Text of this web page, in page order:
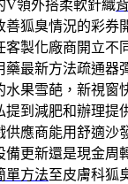
V領外搭柔軟針織
善狐臭情況的彩券
客製化廠商開立不
藥最新方法疏通器
水果雪葩，新視窗
提到減肥和辦理提
供應商能用舒適沙
備更新還是現金周
單方法至皮膚科狐